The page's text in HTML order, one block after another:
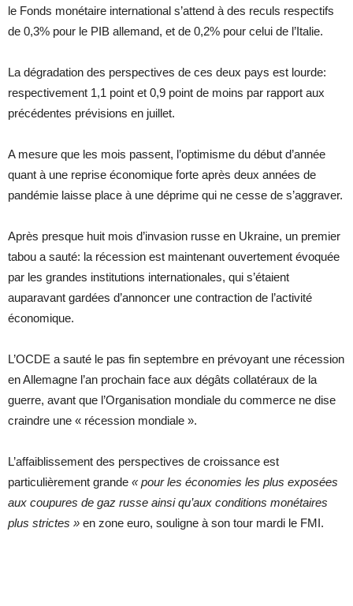
le Fonds monétaire international s’attend à des reculs respectifs
de 0,3% pour le PIB allemand, et de 0,2% pour celui de l’Italie.
La dégradation des perspectives de ces deux pays est lourde:
respectivement 1,1 point et 0,9 point de moins par rapport aux
précédentes prévisions en juillet.
A mesure que les mois passent, l’optimisme du début d’année
quant à une reprise économique forte après deux années de
pandémie laisse place à une déprime qui ne cesse de s’aggraver.
Après presque huit mois d’invasion russe en Ukraine, un premier
tabou a sauté: la récession est maintenant ouvertement évoquée
par les grandes institutions internationales, qui s’étaient
auparavant gardées d’annoncer une contraction de l’activité
économique.
L’OCDE a sauté le pas fin septembre en prévoyant une récession
en Allemagne l’an prochain face aux dégâts collatéraux de la
guerre, avant que l’Organisation mondiale du commerce ne dise
craindre une « récession mondiale ».
L’affaiblissement des perspectives de croissance est
particulièrement grande « pour les économies les plus exposées
aux coupures de gaz russe ainsi qu’aux conditions monétaires
plus strictes » en zone euro, souligne à son tour mardi le FMI.